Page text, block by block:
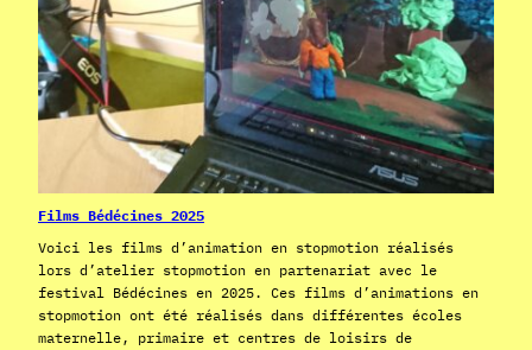
Films Bédécines 2025
Voici les films d’animation en stopmotion réalisés
lors d’atelier stopmotion en partenariat avec le
festival Bédécines en 2025. Ces films d’animations en
stopmotion ont été réalisés dans différentes écoles
maternelle, primaire et centres de loisirs de